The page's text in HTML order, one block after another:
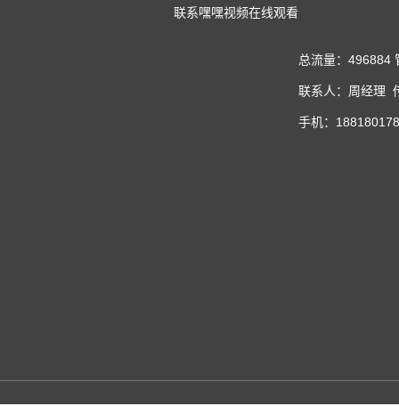
联系嘿嘿视频在线观看
总流量：496884
联系人：周经理
手机：